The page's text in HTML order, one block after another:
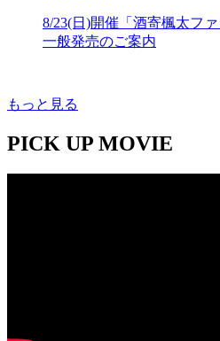
8/23(日)開催「酒寄楓太フ
一般発売のご案内
もっと見る
PICK UP MOVIE